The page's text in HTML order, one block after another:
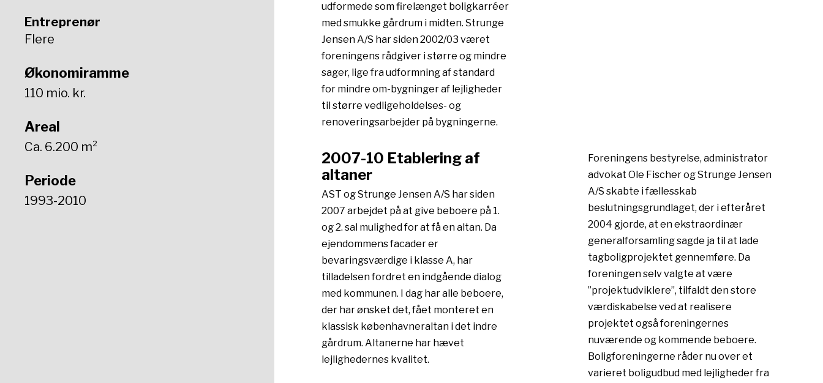
Entreprenør
Flere
Økonomiramme
110 mio. kr.
Areal
Ca. 6.200 m²
Periode
1993-2010
udformede som firelænget boligkarréer
med smukke gårdrum i midten. Strunge
Jensen A/S har siden 2002/03 været
foreningens rådgiver i større og mindre
sager, lige fra udformning af standard
for mindre om-bygninger af lejligheder
til større vedligeholdelses- og
renoveringsarbejder på bygningerne.
2007-10 Etablering af
altaner
AST og Strunge Jensen A/S har siden
2007 arbejdet på at give beboere på 1.
og 2. sal mulighed for at få en altan. Da
ejendommens facader er
bevaringsværdige i klasse A, har
tilladelsen fordret en indgående dialog
med kommunen. I dag har alle beboere,
der har ønsket det, fået monteret en
klassisk københavneraltan i det indre
gårdrum. Altanerne har hævet
lejlighedernes kvalitet.
Foreningens bestyrelse, administrator
advokat Ole Fischer og Strunge Jensen
A/S skabte i fællesskab
beslutningsgrundlaget, der i efteråret
2004 gjorde, at en ekstraordinær
generalforsam­ling sagde ja til at lade
tagboligprojektet gennemføre. Da
foreningen selv valgte at være
”projektudviklere”, tilfaldt den store
værdiskabelse ved at realisere
projektet også foreningernes
nuværende og kommende beboere.
Boligforeningerne råder nu over et
varieret boligudbud med lejligheder fra